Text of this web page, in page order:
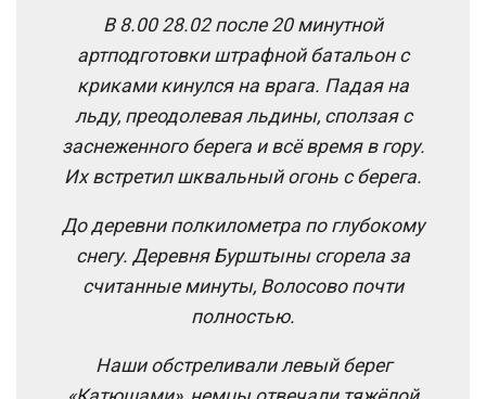
В 8.00 28.02 после 20 минутной
артподготовки штрафной батальон с
криками кинулся на врага. Падая на
льду, преодолевая льдины, сползая с
заснеженного берега и всё время в гору.
Их встретил шквальный огонь с берега.
До деревни полкилометра по глубокому
снегу. Деревня Бурштыны сгорела за
считанные минуты, Волосово почти
полностью.
Наши обстреливали левый берег